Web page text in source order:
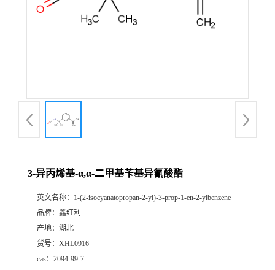
3-异丙烯基-α,α-二甲基苄基异氰酸酯
英文名称： 1-(2-isocyanatopropan-2-yl)-3-prop-1-en-2-ylbenzene
品牌： 鑫红利
产地： 湖北
货号： XHL0916
cas： 2094-99-7